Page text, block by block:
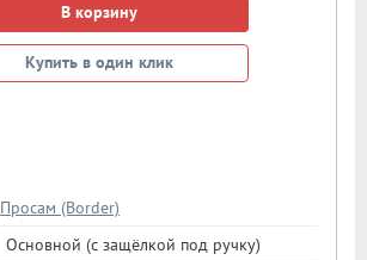
В корзину
Купить в один клик
Просам (Border)
Основной (с защёлкой под ручку)